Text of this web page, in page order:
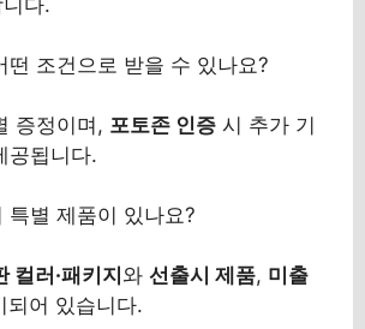
떤 조건으로 받을 수 있나요?
증정이며, 포토존 인증 시 추가 기
공됩니다.
특별 제품이 있나요?
컬러·패키지와 선출시 제품, 미출
되어 있습니다.